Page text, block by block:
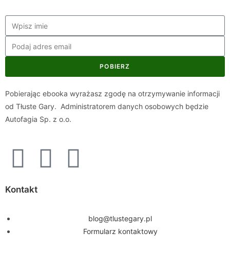
POBIERZ
Pobierając ebooka wyrażasz zgodę na otrzymywanie informacji
od Tłuste Gary. Administratorem danych osobowych będzie
Autofagia Sp. z o.o.
Kontakt
blog@tlustegary.pl
Formularz kontaktowy